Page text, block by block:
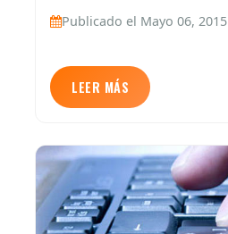
Publicado el Mayo 06, 2015
LEER MÁS